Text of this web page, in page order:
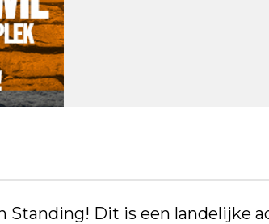
Standing! Dit is een landelijke